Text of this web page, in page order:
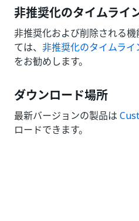
非推奨化のタイムライ
非推奨化および削除される
ては、 非推奨化のタイムライ
をお勧めします。
ダウンロード場所
最新バージョンの製品は
ロードできます。